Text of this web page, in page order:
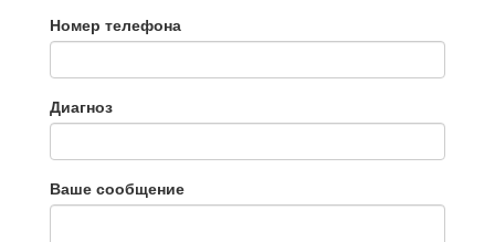
Номер телефона
Диагноз
Ваше сообщение